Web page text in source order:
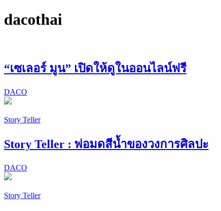
dacothai
“เซเลอร์ มูน” เปิดให้ดูในออนไลน์ฟรี
DACO
Story Teller
Story Teller : พ่อมดสีน้ำของวงการศิลปะ
DACO
Story Teller